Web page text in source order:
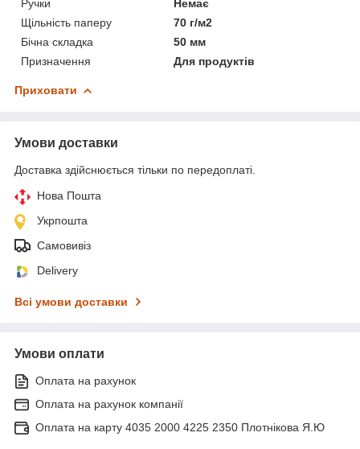
Ручки
Немає
Щільність паперу
70 г/м2
Бічна складка
50 мм
Призначення
Для продуктів
Приховати
Умови доставки
Доставка здійснюється тільки по передоплаті.
Нова Пошта
Укрпошта
Самовивіз
Delivery
Всі умови доставки
Умови оплати
Оплата на рахунок
Оплата на рахунок компанії
Оплата на карту 4035 2000 4225 2350 Плотнікова Я.Ю